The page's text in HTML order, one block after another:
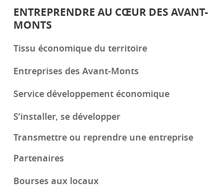
ENTREPRENDRE AU CŒUR DES AVANT-
MONTS
Tissu économique du territoire
Entreprises des Avant-Monts
Service développement économique
S’installer, se développer
Transmettre ou reprendre une entreprise
Partenaires
Bourses aux locaux